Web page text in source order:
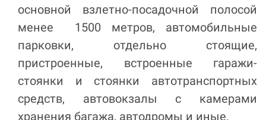
основной взлетно-посадочной полосой
менее 1500 метров, автомобильные
парковки, отдельно стоящие,
пристроенные, встроенные гаражи-
стоянки и стоянки автотранспортных
средств, автовокзалы с камерами
хранения багажа, автодромы и иные.